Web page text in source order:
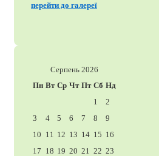
перейти до галереї
Серпень 2026
Пн Вт Ср Чт Пт Сб Нд
1
2
3
4 5 6 7 8
9
10 11 12 13 14 15 16
17 18 19 20 21 22 23